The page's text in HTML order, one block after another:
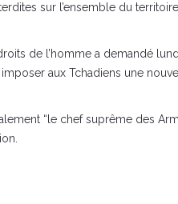
sur l’ensemble du territoire
de l’homme a demandé
aux Tchadiens une
“le chef suprême des